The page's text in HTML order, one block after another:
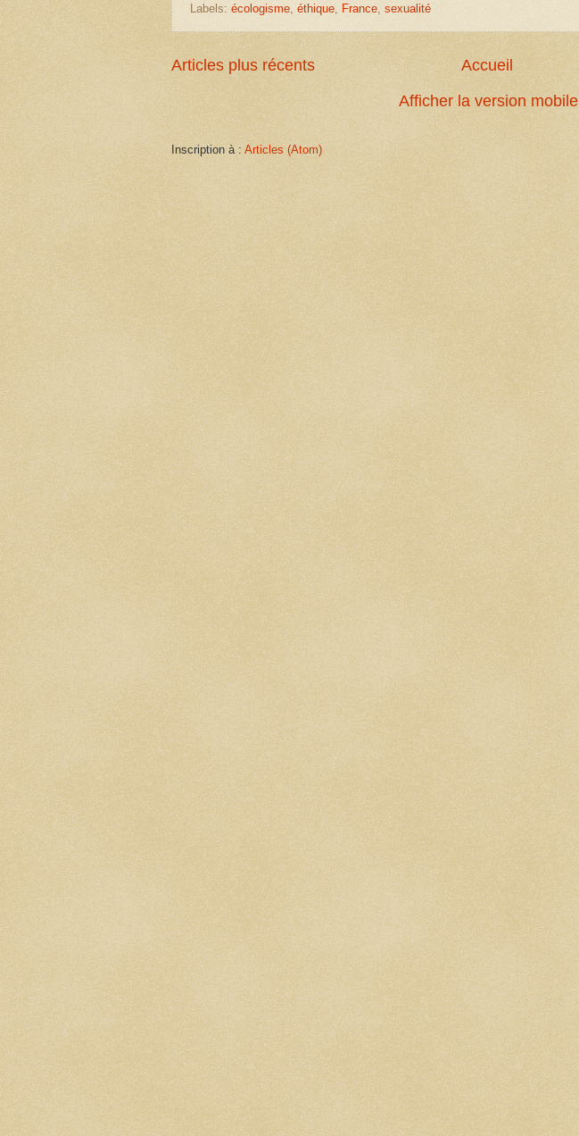
Labels: écologisme éthique France sexualité
Articles plus récents
Accueil
Afficher la version mobile
Inscription à : Articles (Atom)